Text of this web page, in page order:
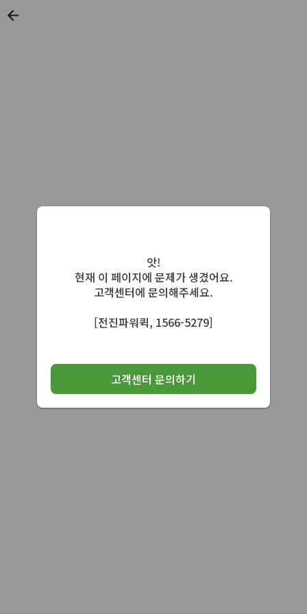
앗!
현재 이 페이지에 문제가 생겼어요.
고객센터에 문의해주세요.
[전진파워퀵, 1566-5279]
고객센터 문의하기